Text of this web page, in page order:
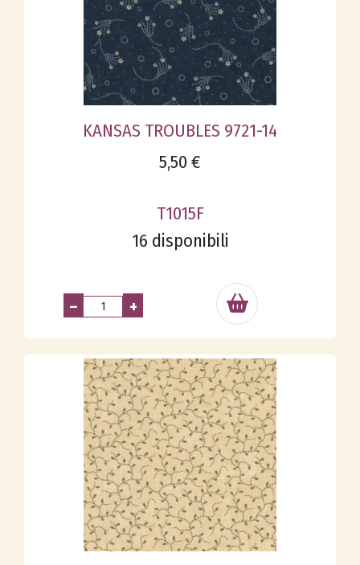
KANSAS TROUBLES 9721-14
5,50 €
T1015F
16 disponibili
– +